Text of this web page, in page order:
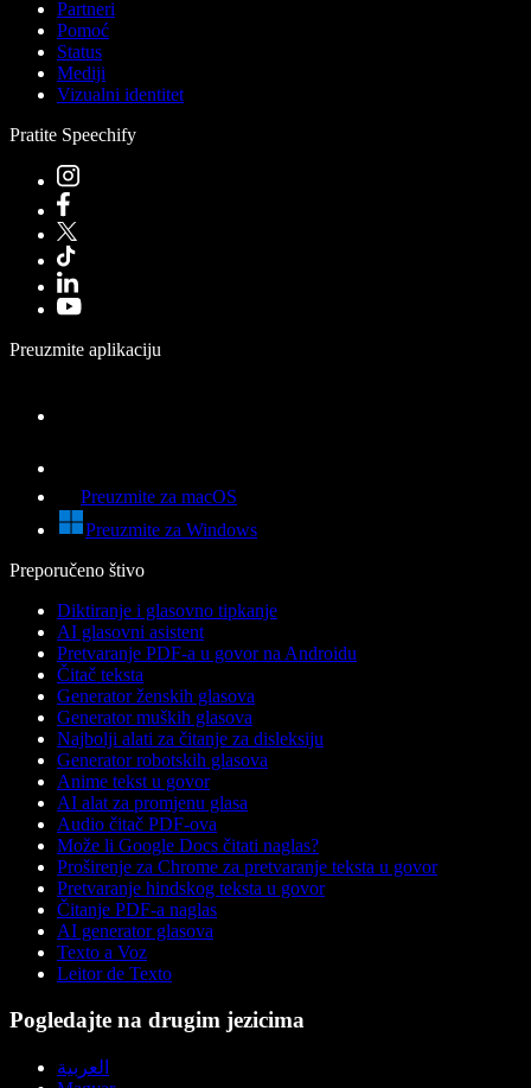
Partneri
Pomoć
Status
Mediji
Vizualni identitet
Pratite Speechify
Preuzmite aplikaciju
Preuzmite za macOS
Preuzmite za Windows
Preporučeno štivo
Diktiranje i glasovno tipkanje
AI glasovni asistent
Pretvaranje PDF-a u govor na Androidu
Čitač teksta
Generator ženskih glasova
Generator muških glasova
Najbolji alati za čitanje za disleksiju
Generator robotskih glasova
Anime tekst u govor
AI alat za promjenu glasa
Audio čitač PDF-ova
Može li Google Docs čitati naglas?
Proširenje za Chrome za pretvaranje teksta u govor
Pretvaranje hindskog teksta u govor
Čitanje PDF-a naglas
AI generator glasova
Texto a Voz
Leitor de Texto
Pogledajte na drugim jezicima
العربية